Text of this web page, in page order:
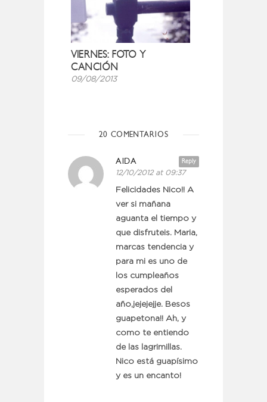
VIERNES: FOTO Y
CANCIÓN
09/08/2013
20 COMENTARIOS
Reply
AIDA
12/10/2012 at 09:37
Felicidades Nico!! A
ver si mañana
aguanta el tiempo y
que disfruteis. Maria,
marcas tendencia y
para mi es uno de
los cumpleaños
esperados del
año,jejejejje. Besos
guapetona!! Ah, y
como te entiendo
de las lagrimillas.
Nico está guapísimo
y es un encanto!